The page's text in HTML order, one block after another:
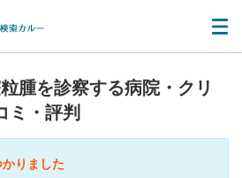
腫を診察する病院・クリ
ミ・評判
りました